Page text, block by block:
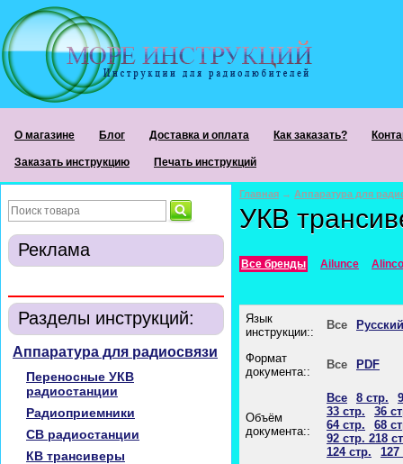
О магазине Блог Доставка и оплата Как заказать?
Заказать инструкцию Печать инструкций
Реклама
Разделы инструкций:
Аппаратура для радиосвязи
Переносные УКВ
радиостанции
Радиоприемники
CB радиостанции
КВ трансиверы
Главная → Аппаратура для
УКВ
Все бренды Ailunce Alinco
Язык
инструкции::
Все Русский
Формат
документа::
Все PDF
Объём
документа::
Все 8 стр.
33 стр.
36
64 стр.
68
92 стр. 218
124 стр.
127